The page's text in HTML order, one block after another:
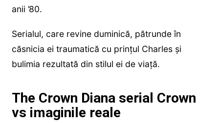
anii ’80.
Serialul, care revine duminică, pătrunde în
căsnicia ei traumatică cu prințul Charles și
bulimia rezultată din stilul ei de viață.
The Crown Diana serial Crown
vs imaginile reale